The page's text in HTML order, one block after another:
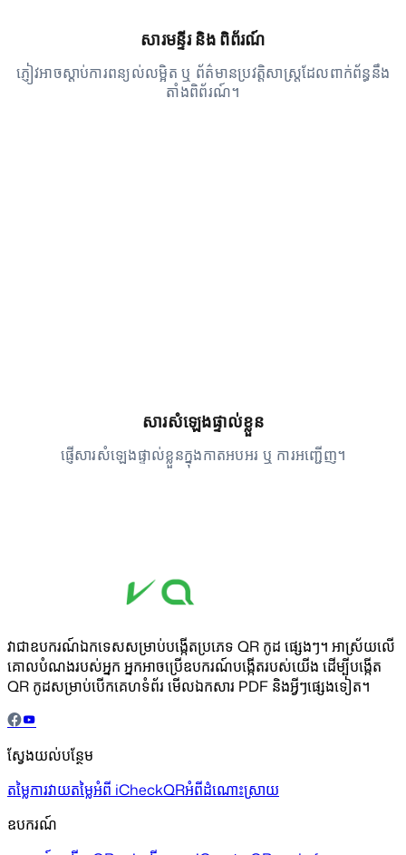
សារមន្ទីរ និង ពិព័រណ៍
ភ្ញៀវអាចស្ដាប់ការពន្យល់លម្អិត ឬ ព័ត៌មានប្រវត្តិសាស្រ្តដែលពាក់ព័ន្ធនឹង
តាំងពិព័រណ៍។
សារសំឡេងផ្ទាល់ខ្លួន
ផ្ញើសារសំឡេងផ្ទាល់ខ្លួនក្នុងកាតអបអរ ឬ ការអញ្ជើញ។
វាជាឧបករណ៍ឯកទេសសម្រាប់បង្កើតប្រភេទ QR កូដ ផ្សេងៗ។ អាស្រ័យលើ
គោលបំណងរបស់អ្នក អ្នកអាចប្រើឧបករណ៍បង្កើតរបស់យើង ដើម្បីបង្កើត
QR កូដសម្រាប់បើកគេហទំព័រ មើលឯកសារ PDF និងអ្វីៗផ្សេងទៀត។
ស្វែងយល់បន្ថែម
តម្លៃការវាយតម្លៃអំពី iCheckQRអំពីដំណោះស្រាយ
ឧបករណ៍